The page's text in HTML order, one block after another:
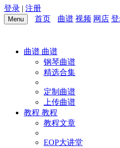
登录 | 注册
Menu 首页 曲谱 视频 网店
曲谱 曲谱
钢琴曲谱
精选合集
定制曲谱
上传曲谱
教程 教程
教程文章
EOP大讲堂